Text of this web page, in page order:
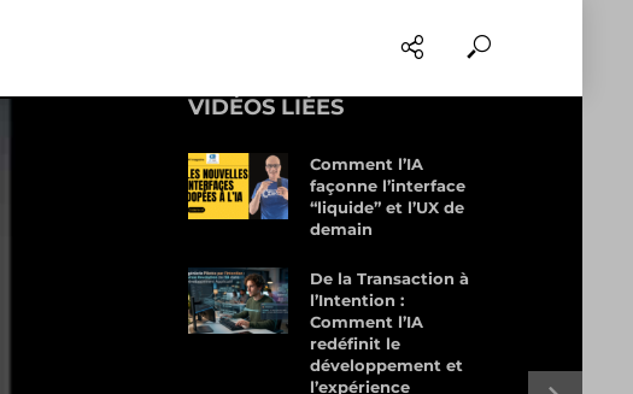
VIDÉOS LIÉES
Comment l’IA
façonne l’interface
“liquide” et l’UX de
demain
De la Transaction à
l’Intention :
Comment l’IA
redéfinit le
développement et
l’expérience